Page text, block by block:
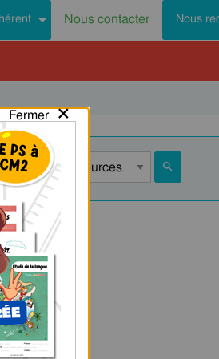
Nous contacter Nous
Fermer×